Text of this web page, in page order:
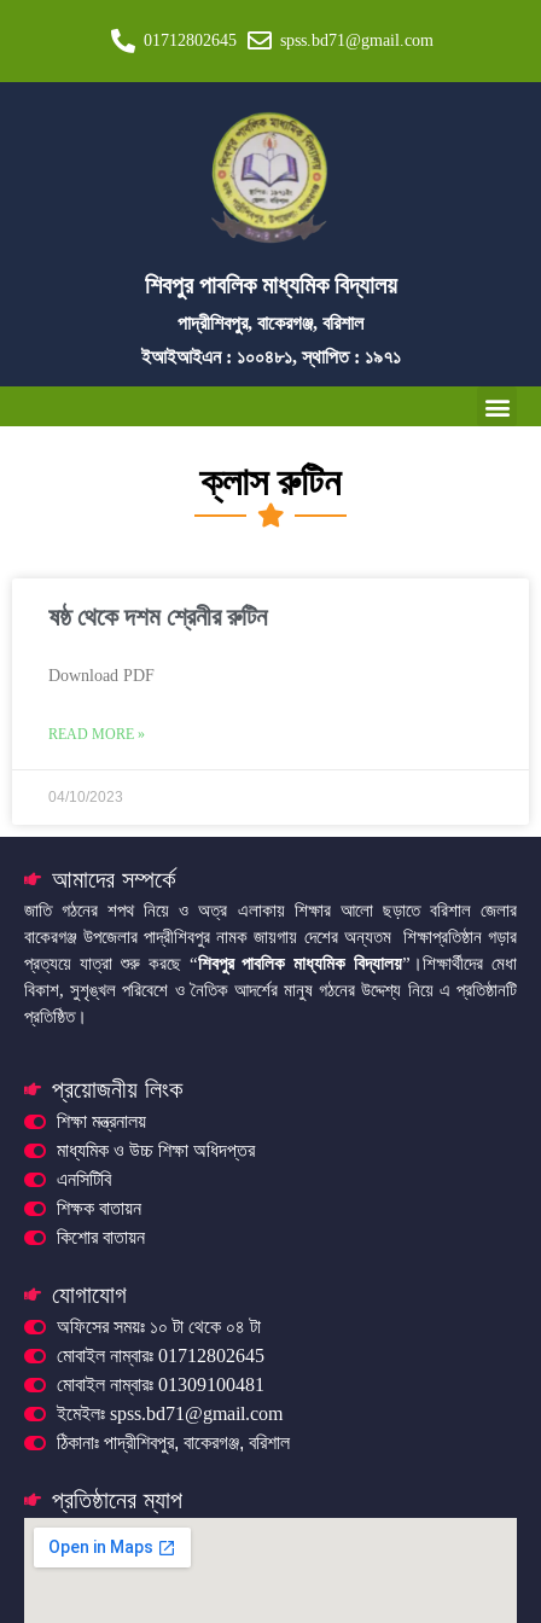
01712802645 spss.bd71@gmail.com
শিবপুর পাবলিক মাধ্যমিক বিদ্যালয়
পাদ্রীশিবপুর, বাকেরগঞ্জ, বরিশাল
ইআইআইএন : ১০০৪৮১, স্থাপিত : ১৯৭১
ক্লাস রুটিন
ষষ্ঠ থেকে দশম শ্রেনীর রুটিন
Download PDF
READ MORE »
04/10/2023
আমাদের সম্পর্কে
জাতি গঠনের শপথ নিয়ে ও অত্র এলাকায় শিক্ষার আলো ছড়াতে বরিশাল জেলার
বাকেরগঞ্জ উপজেলার পাদ্রীশিবপুর নামক জায়গায় দেশের অন্যতম শিক্ষাপ্রতিষ্ঠান গড়ার
প্রত্যয়ে যাত্রা শুরু করছে “শিবপুর পাবলিক মাধ্যমিক বিদ্যালয়”।শিক্ষার্থীদের মেধা
বিকাশ, সুশৃঙ্খল পরিবেশে ও নৈতিক আদর্শের মানুষ গঠনের উদ্দেশ্য নিয়ে এ প্রতিষ্ঠানটি
প্রতিষ্ঠিত।
প্রয়োজনীয় লিংক
শিক্ষা মন্ত্রনালয়
মাধ্যমিক ও উচ্চ শিক্ষা অধিদপ্তর
এনসিটিবি
শিক্ষক বাতায়ন
কিশোর বাতায়ন
যোগাযোগ
অফিসের সময়ঃ ১০ টা থেকে ০৪ টা
মোবাইল নাম্বারঃ 01712802645
মোবাইল নাম্বারঃ 01309100481
ইমেইলঃ spss.bd71@gmail.com
ঠিকানাঃ পাদ্রীশিবপুর, বাকেরগঞ্জ, বরিশাল
প্রতিষ্ঠানের ম্যাপ